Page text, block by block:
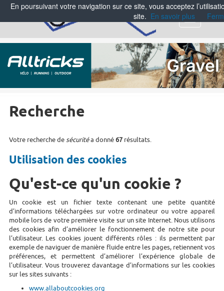
Menu
Recherche
Votre recherche desécuritéa donné67résultats.
Utilisation des cookies
Qu'est-ce qu'un cookie ?
Un cookie est un fichier texte contenant une petite quantité
d’informations téléchargées sur votre ordinateur ou votre appareil
mobile lors de votre première visite sur un site Internet. Nous utilisons
des cookies afin d’améliorer le fonctionnement de notre site pour
l’utilisateur. Les cookies jouent différents rôles : ils permettent par
exemple de naviguer de manière fluide entre les pages, retiennent vos
préférences, et permettent d’améliorer l’expérience globale de
l’utilisateur. Vous trouverez davantage d’informations sur les cookies
sur les sites suivants :
www.allaboutcookies.org
En poursuivant votre navigation sur ce site, vous acceptez
site. En savoir plus